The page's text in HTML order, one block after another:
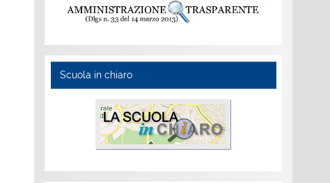
Scuola in chiaro